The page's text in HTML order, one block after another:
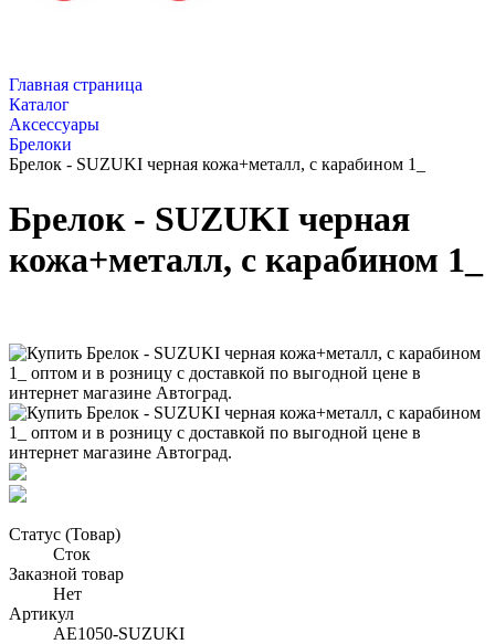
Главная страница
Каталог
Аксессуары
Брелоки
Брелок - SUZUKI черная кожа+металл, с карабином 1_
Брелок - SUZUKI черная
кожа+металл, с карабином 1_
Статус (Товар)
Сток
Заказной товар
Нет
Артикул
AE1050-SUZUKI